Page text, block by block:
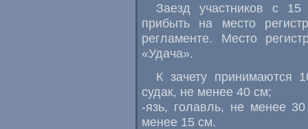
Заезд участников с
прибыть на место
регламенте. Место
«Удача».
К зачету принимаются
судак, не менее 40 см;
-язь, голавль, не менее
менее 15 см.